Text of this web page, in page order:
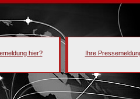
hier? Ihre